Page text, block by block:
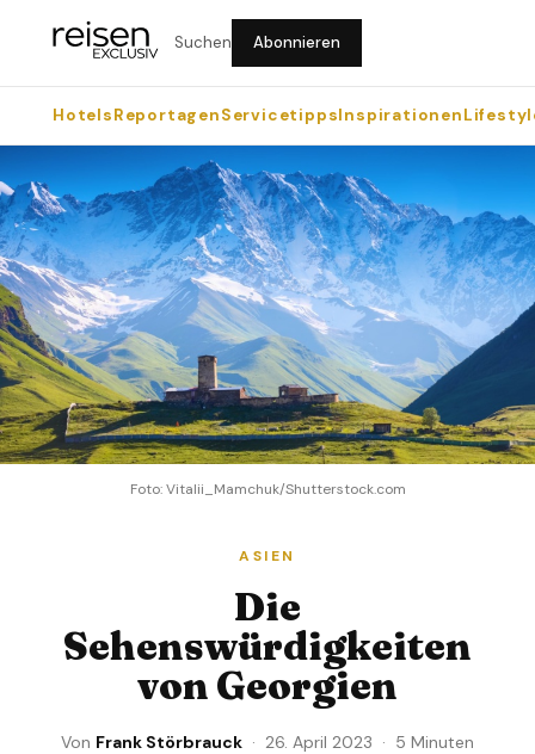
Suchen Abonnieren
HotelsReportagenServicetippsInspirationen
Foto: Vitalii_Mamchuk/Shutterstock.com
ASIEN
Die
Sehenswürdigkeiten
von Georgien
Von Frank Störbrauck · 26. April 2023 · 5 Minuten